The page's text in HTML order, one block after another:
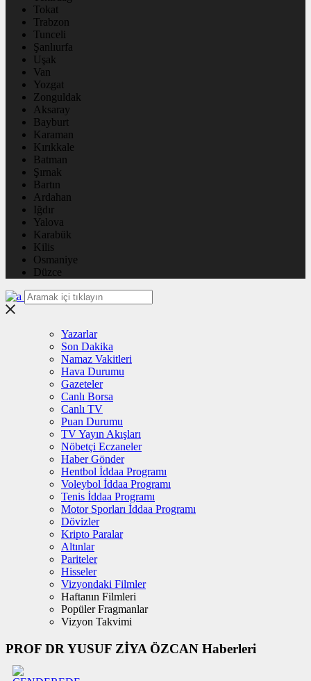
Tokat
Trabzon
Tunceli
Şanlıurfa
Uşak
Van
Yozgat
Zonguldak
Aksaray
Bayburt
Karaman
Kırıkkale
Batman
Şırnak
Bartın
Ardahan
Iğdır
Yalova
Karabük
Kilis
Osmaniye
Düzce
Yazarlar
Son Dakika
Namaz Vakitleri
Hava Durumu
Gazeteler
Canlı Borsa
Canlı TV
Puan Durumu
TV Yayın Akışları
Nöbetçi Eczaneler
Haber Gönder
Hentbol İddaa Programı
Voleybol İddaa Programı
Tenis İddaa Programı
Motor Sporları İddaa Programı
Dövizler
Kripto Paralar
Altınlar
Pariteler
Hisseler
Vizyondaki Filmler
Haftanın Filmleri
Popüler Fragmanlar
Vizyon Takvimi
PROF DR YUSUF ZİYA ÖZCAN Haberleri